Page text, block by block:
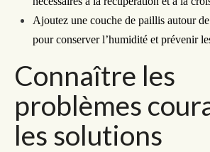
Ajoutez une couche de paillis autour
pour conserver l’humidité et prévenir
Connaître les
problèmes
les solutions